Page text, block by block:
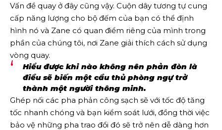
Vấn đề quay ở đây cũng vậy. Cuộn dây tương tự cung
cấp năng lượng cho bộ đếm của bạn có thể định
hình nó và Zane có quan điểm riêng của mình trong
phần của chúng tôi, nơi Zane giải thích cách sử dụng
vòng quay.
Hiểu được khi nào không nên phản đòn là
điều sẽ biến một cầu thủ phòng ngự trở
thành một người thông minh.
Ghép nối các pha phản công sạch sẽ với tốc độ tăng
tốc nhanh chóng và bạn kiểm soát lưới, đồng thời việc
bảo vệ những pha trao đổi đó sẽ trở nên dễ dàng hơn